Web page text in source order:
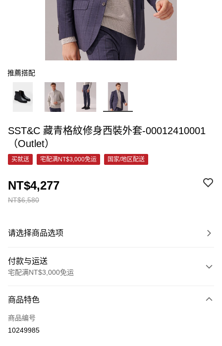
推薦搭配
SST&C 藏青格紋修身西裝外套-00012410001
（Outlet）
买就送 宅配满NT$3,000免运 国家/地区配送
NT$6,580
NT$4,277
请选择商品选项
付款与运送
宅配满NT$3,000免运
信用卡一次付款
信用卡分期付款
商品特色
商品编号
10249985